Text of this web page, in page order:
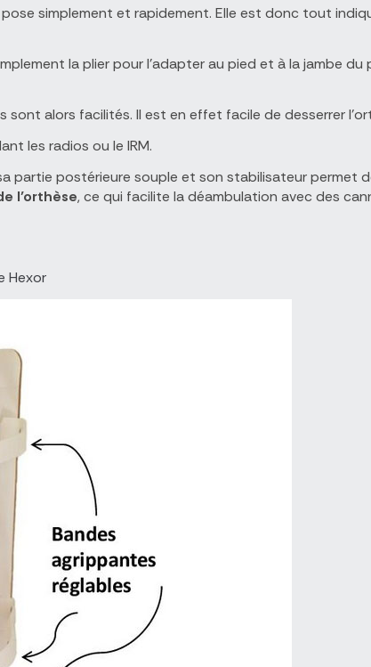
simplement et rapidement. Elle est donc tout
la plier pour l'adapter au pied et à la jambe
alors facilités. Il est en effet facile de desserrer
les radios ou le IRM.
partie postérieure souple et son stabilisateur
l’orthèse, ce qui facilite la déambulation avec des
Hexor